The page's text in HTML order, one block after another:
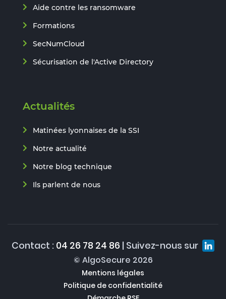
Aide contre les ransomware
Formations
SecNumCloud
Sécurisation de l'Active Directory
Actualités
Matinées lyonnaises de la SSI
Notre actualité
Notre blog technique
Ils parlent de nous
Contact : 04 26 78 24 86 | Suivez-nous sur
© AlgoSecure 2026
Mentions légales
Politique de confidentialité